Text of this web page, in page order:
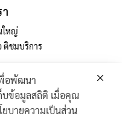
ใหญ่
ติชมบริการ
PART​
INSPECTION
พื่อพัฒนา
บข้อมูลสถิติ เมื่อคุณ
บายความเป็นส่วน